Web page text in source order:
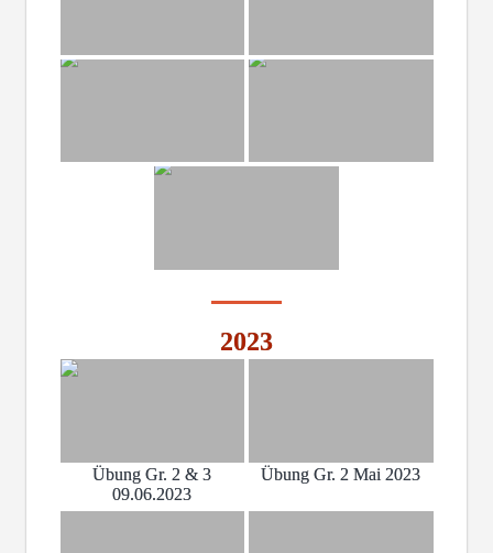
2023
Übung Gr. 2 & 3
09.06.2023
Übung Gr. 2 Mai 2023